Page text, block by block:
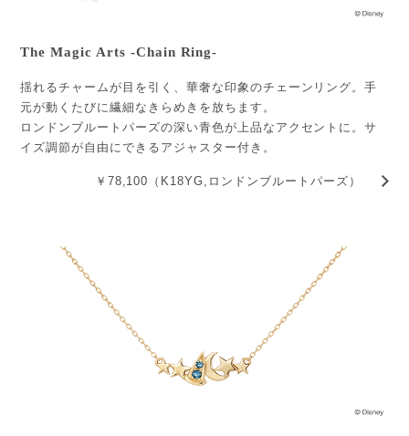
The Magic Arts -Chain Ring-
揺れるチャームが目を引く、華奢な印象のチェーンリング。手
元が動くたびに繊細なきらめきを放ちます。
ロンドンブルートパーズの深い青色が上品なアクセントに。サ
イズ調節が自由にできるアジャスター付き。
￥78,100（K18YG,ロンドンブルートパーズ）